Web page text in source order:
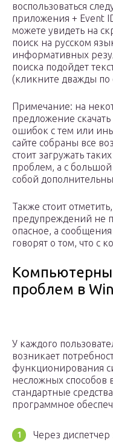
воспользоваться
приложения + Event
можете увидеть на
поиск на русском
информативных
поиска подойдет
(кликните дважды по
Примечание: на
предложение
ошибок с тем или
сайте собраны все
стоит загружать
проблем, а с большой
собой
Также стоит
предупреждений не
опасное, а
говорят о том, что с
проблем в
У каждого
возникает
функционирования
несложных способов
стандартные
программное
Через диспетчер